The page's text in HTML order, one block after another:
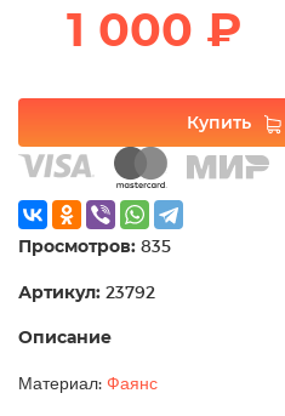
1 000 ₽
Купить
Просмотров: 835
Артикул: 23792
Описание
Материал: Фаянс